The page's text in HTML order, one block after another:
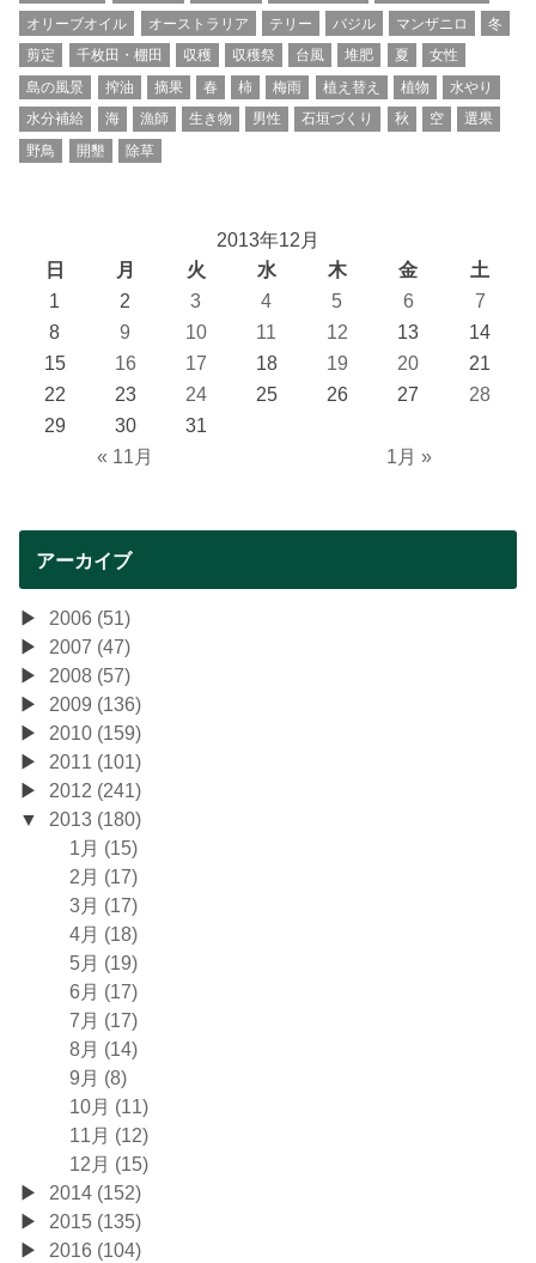
オリーブオイル
オーストラリア テリー バジル マンザニロ
冬
剪定
千枚田・棚田 収穫 収穫祭 台風 堆肥 夏
女性
島の風景
搾油 摘果 春 柿 梅雨 植え替え 植物
水やり
水分補給
海 漁師 生き物 男性 石垣づくり 秋 空
選果
野鳥
開墾 除草
2013年12月
日
月 火 水 木 金 土
« 11月 1月 »
1 2 3 4 5 6
7
8
9 10 11 12 13
14
15
16 17 18 19 20
21
22
23 24 25 26 27
28
29
30 31
アーカイブ
2006 (51)
2007 (47)
2008 (57)
2009 (136)
2010 (159)
2011 (101)
2012 (241)
2013 (180)
1月 (15)
2月 (17)
3月 (17)
4月 (18)
5月 (19)
6月 (17)
7月 (17)
8月 (14)
9月 (8)
10月 (11)
11月 (12)
12月 (15)
2014 (152)
2015 (135)
2016 (104)